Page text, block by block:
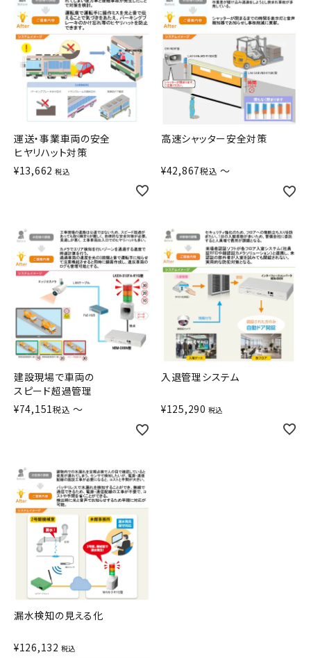
運送・事業車両の安全
ヒヤリハット対策
¥13,662 税込
高速シャッター安全対策
¥42,867税込 〜
建設現場で車両の
スピード超過管理
¥74,151税込 〜
入退管理システム
¥125,290 税込
漏水検知の見える化
¥126,132 税込